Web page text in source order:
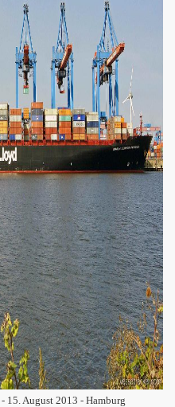
- 15. August 2013 - Hamburg